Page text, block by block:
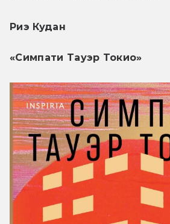
Риэ Кудан
«Симпати Тауэр Токио»